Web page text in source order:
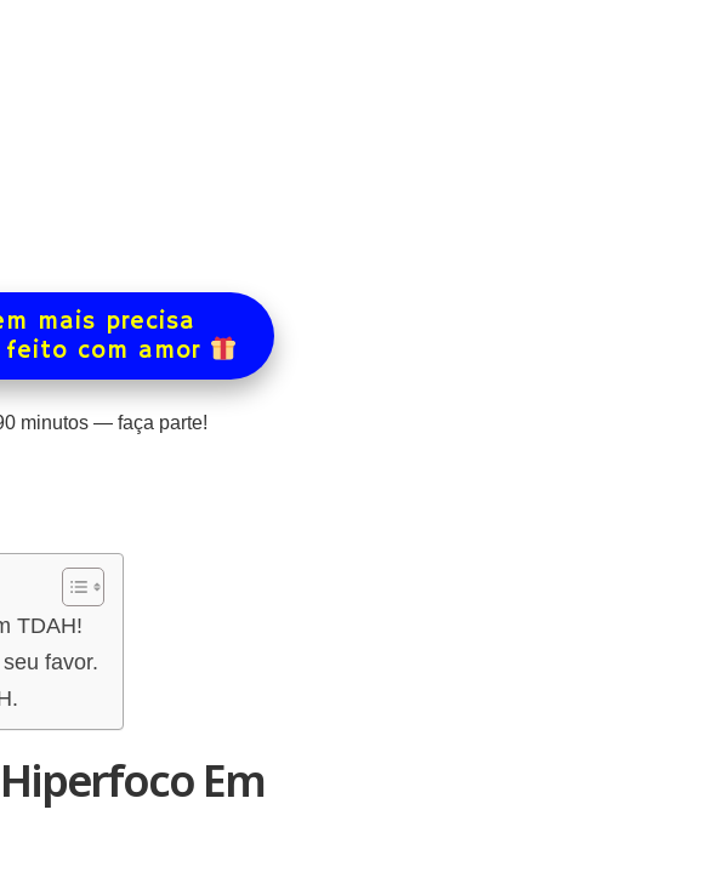
mais precisa
com amor
minutos — faça parte!
TDAH!
favor.
Em